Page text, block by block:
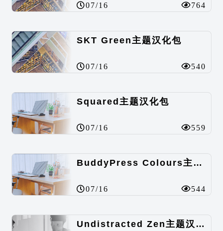
07/16 764
SKT Green主题汉化包
07/16 540
Squared主题汉化包
07/16 559
BuddyPress Colours主题汉化包
07/16 544
Undistracted Zen主题汉化包